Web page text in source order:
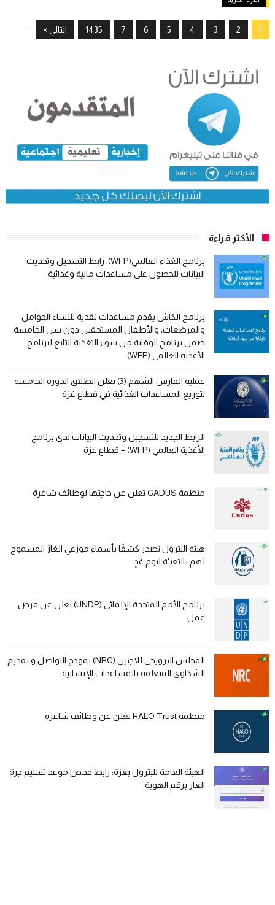
1
2
3
4
5
6
7
1435 التالي »
الأكثر قراءة
برنامج الغذاء العالمي(WFP): رابط التسجيل وتحديث
البيانات للحصول على مساعدات مالية وغذائية
برنامج الكاش يقدم مساعدات نقدية للنساء الحوامل
والمرضعات، والأطفال المستحقين دون سن الخامسة
ضمن برنامج الوقاية من سوء التغذية التابع لبرنامج
الأغذية العالمي (WFP)
عملية الفارس الشهم (3) تعلن انطلاق الدورة الخامسة
لتوزيع المساعدات الغذائية في قطاع غزة
الرابط الجديد للتسجيل وتحديث البيانات لدى برنامج
الأغذية العالمي (WFP) – قطاع غزة
منظمة CADUS تعلن عن حاجتها لوظائف شاغرة
هيئة البترول تصدر كشفًا بأسماء موزعي الغاز المسموح
لهم بالتعبئة ليوم غدٍ
برنامج الأمم المتحدة الإنمائي (UNDP) يعلن عن فرص
عمل
المجلس النرويجي للاجئين (NRC) نموذج التواصل و تقديم
الشكاوى المتعلقة بالمساعدات الإنسانية
منظمة HALO Trust تعلن عن وظائف شاغرة
الهيئة العامة للبترول بغزة: رابط فحص موعد تسليم جرة
الغاز برقم الهوية